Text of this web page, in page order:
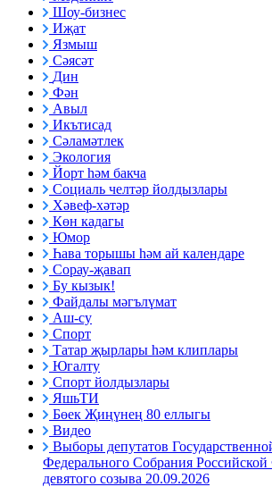
Шоу-бизнес
Иҗат
Язмыш
Сәясәт
Дин
Фән
Авыл
Икътисад
Сәламәтлек
Экология
Йорт һәм бакча
Социаль челтәр йолдызлары
Хәвеф-хәтәр
Көн кадагы
Юмор
Һава торышы һәм ай календаре
Сорау-җавап
Бу кызык!
Файдалы мәгълүмат
Аш-су
Спорт
Татар җырлары һәм клиплары
Югалту
Спорт йолдызлары
ЯшьТИ
Бөек Җиңүнең 80 еллыгы
Видео
Выборы депутатов
Федерального Собрания
девятого созыва 20.09.2026